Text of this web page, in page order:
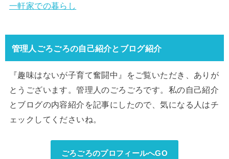
一軒家での暮らし
管理人ごろごろの自己紹介とブログ紹介
『趣味はないが子育て奮闘中』をご覧いただき、ありが
とうございます。管理人のごろごろです。私の自己紹介
とブログの内容紹介を記事にしたので、気になる人はチ
ェックしてくださいね。
ごろごろのプロフィールへGO